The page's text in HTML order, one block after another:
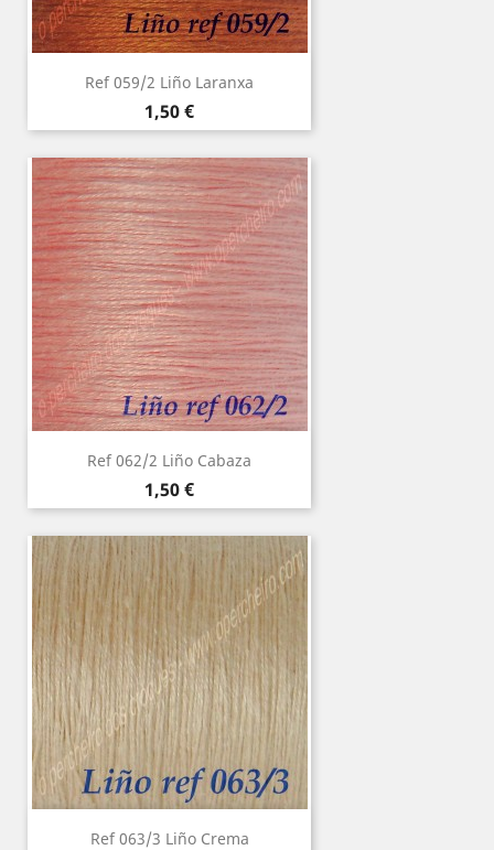
Ref 059/2 Liño Laranxa
Precio
1,50 €
Ref 062/2 Liño Cabaza
Precio
1,50 €
Ref 063/3 Liño Crema